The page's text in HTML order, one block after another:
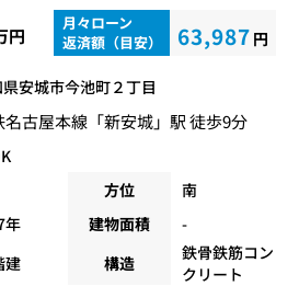
円
月々ローン
返済額（目安）
63,987 円
安城市今池町２丁目
名古屋本線 「新安城」駅 徒歩9分
方位
南
年 建物面積
-
建 構造
鉄骨鉄筋コン
クリート